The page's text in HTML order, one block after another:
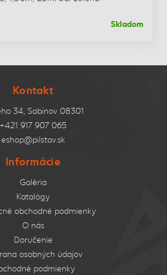
Skladom
Kontakt
34, Sabinov 08301
+421 917 907 065
eshop@pilstav.sk
Informácie
Galéria
Katalógy
obchodné podmienky
O nás
Doručenie
osobných údajov
podmienky